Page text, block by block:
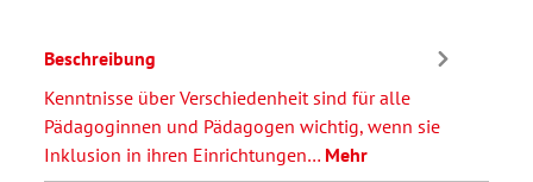
Beschreibung
Kenntnisse über Verschiedenheit sind für alle
Pädagoginnen und Pädagogen wichtig, wenn sie
Inklusion in ihren Einrichtungen… Mehr